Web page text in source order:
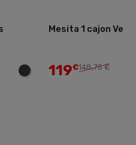
Mesita 1 cajon Vega
119€148,75 €